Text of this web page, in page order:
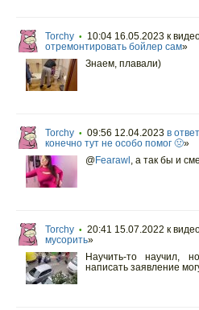
Torchy • 10:04 16.05.2023 к
отремонтировать бойлер сам»
Знаем, плавали)
Torchy • 09:56 12.04.2023 в
конечно тут не особо помог 🤢»
@Fearawl , а так бы и
Torchy • 20:41 15.07.2022 к
мусорить»
Научить-то научил,
написать заявление